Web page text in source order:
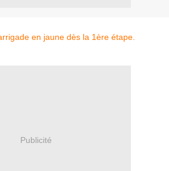
Publicité